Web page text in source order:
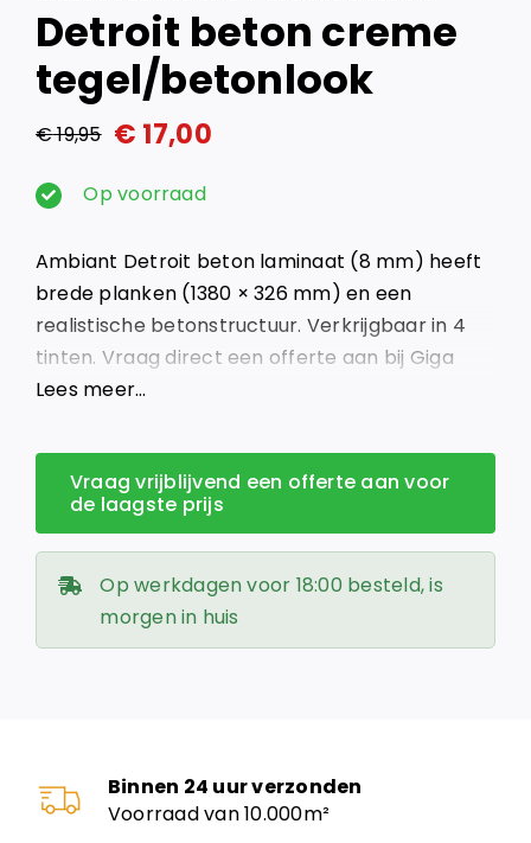
Detroit beton creme
tegel/betonlook
€19,95
Oorspronkelijke
prijs
€ 19,95.
€ 17,00
Huidige
prijs
€ 17,00.
Op voorraad
Ambiant Detroit beton laminaat (8 mm) heeft
brede planken (1380 × 326 mm) en een
realistische betonstructuur. Verkrijgbaar in 4
tinten. Vraag direct een offerte aan bij Giga
Vloeren – Groot in vloeren, klein in prijs.
Lees meer…
Vraag vrijblijvend een offerte aan voor
de laagste prijs
Op werkdagen voor 18:00 besteld, is
morgen in huis
Binnen 24 uur verzonden
Voorraad van 10.000m²